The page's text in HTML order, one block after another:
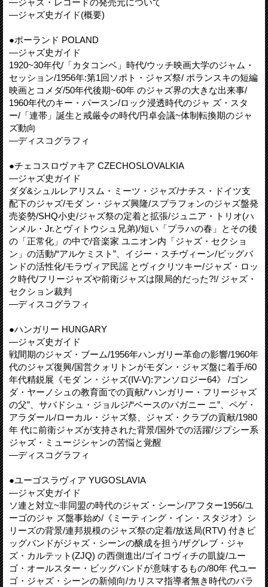
—ジャズ史ガイド(概要)
●ポーランド POLAND
—ジャズ史ガイド
1920~30年代/「カタコンベ」時代/ウッチ映画大学のジャム・
セッション/1956年:第1回ソポト・ジャズ祭/ ポランスキの短編
映画とコメダ/50年代後期~60年 のジャズ界の大きな出来事/
1960年代のキー・パースン/ロック浸透時代のジャ ズ・スタ
ー/「連帯」誕生と戒厳令の時代/円卓会議~体制転換期のジャ
ズ動向
—ディスコグラフィ
●チェコスロヴァキア CZECHOSLOVALKIA
—ジャズ史ガイド
ダダ&シュルレアリスム・ミーツ・ジャズ/ナチス・ドイツ支
配下のジャズ/モダ ン・ジャズ興隆/スプラフォンのジャズ盤発
売姿勢/SHQ小史/ジャズ祭の定着と拡張/ジュニア・トリオ(ハ
ンメル・Jr.とヴィトウシュ兄弟)/短い「プラハの春」とその後
の「正常化」の中で/音楽家 ユニオン内「ジャズ・セクショ
ン」の活動/“アルケミスト”、イジー・スチヴィーン/ビッグバ
ンドの活性化/モラヴィア民謡 とヴィクリツキー/ジャズ・ロッ
ク時代/フリージャズや前衛ジャズは限局的だった?!/ ジャズ・
セクション裁判
—ディスコグラフィ
●ハンガリー HUNGARY
—ジャズ史ガイド
戦間期のジャズ・ブーム/1956年ハンガリー革命の影響/1960年
代のジャズ復興/国営クォリトンがモダン・ジャズ盤に着手/60
年代精鋭展《モダ ン・ジャズ(IV-V):アンソロジー64》 /ゴン
ダ・ヤーノシュの教育面での貢献/“ハンガリー・フリージャズ
の父”、サバドシュ・ジョルジ/“ベースのパガニー ニ”、ペゲ・
アラダール/ローカル・ジャズ祭、ジャズ・クラブの貢献/1980
年 代に前衛ジャズが支持された背景/国外での活躍/ジプシー系
ジャズ・ミュージシャンの苦悩と覚醒
—ディスコグラフィ
●ユーゴスラヴィア YUGOSLAVIA
—ジャズ史ガイド
ソ連と対立~非同盟の時代のジャズ・シーン/アフター1956/ユ
ーゴのジャ ズ盤事始め/《ミーティング・イン・スタジオ》シ
リーズの背景/連邦規模のジャズ祭の定着/放送局(RTV) 付きビ
ッグバンドがジャズ・シーンの醸成を担う/ザグレブ・ジャ
ズ・カルテット(ZJQ) の西側進出/ゴイコヴィチの凱旋/ユー
ゴ・オールスター・ビッグバンドが意味するもの/80年 代ユー
ゴ・ジャズ・シーンの新傾向/カリスマ指導者無き時代のバラ